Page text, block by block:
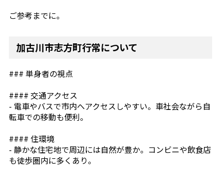
ご参考までに。
加古川市志方町行常について
### 単身者の視点
#### 交通アクセス
- 電車やバスで市内へアクセスしやすい。車社会ながら自
転車での移動も便利。
#### 住環境
- 静かな住宅地で周辺には自然が豊か。コンビニや飲食店
も徒歩圏内に多くあり。